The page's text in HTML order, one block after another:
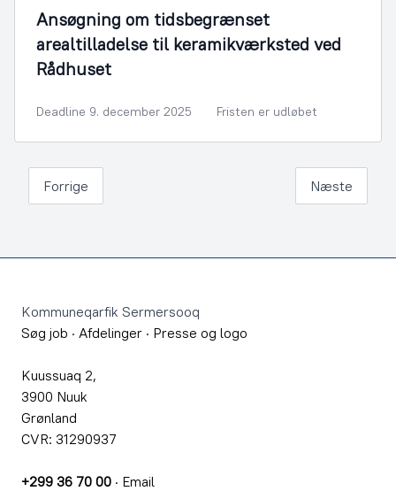
Ansøgning om tidsbegrænset
arealtilladelse til keramikværksted ved
Rådhuset
Deadline 9. december 2025 Fristen er udløbet
Forrige Næste
Kommuneqarfik Sermersooq
Søg job · Afdelinger · Presse og logo
Kuussuaq 2,
3900 Nuuk
Grønland
CVR: 31290937
+299 36 70 00 · Email